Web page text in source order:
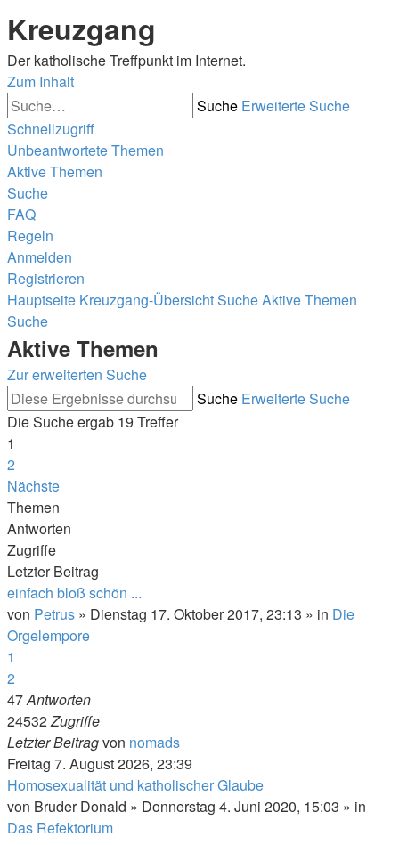
Kreuzgang
Der katholische Treffpunkt im Internet.
Zum Inhalt
Suche Erweiterte Suche
Schnellzugriff
Unbeantwortete Themen
Aktive Themen
Suche
FAQ
Regeln
Anmelden
Registrieren
Hauptseite Kreuzgang-ÜbersichtSucheAktive Themen
Suche
Aktive Themen
Zur erweiterten Suche
Suche Erweiterte Suche
Die Suche ergab 19 Treffer
1
2
Nächste
Themen
Antworten
Zugriffe
Letzter Beitrag
einfach bloß schön ...
von Petrus » Dienstag 17. Oktober 2017, 23:13 » in Die
Orgelempore
1
2
47Antworten
24532Zugriffe
Letzter Beitragvon nomads
Freitag 7. August 2026, 23:39
Homosexualität und katholischer Glaube
von Bruder Donald » Donnerstag 4. Juni 2020, 15:03 » in
Das Refektorium